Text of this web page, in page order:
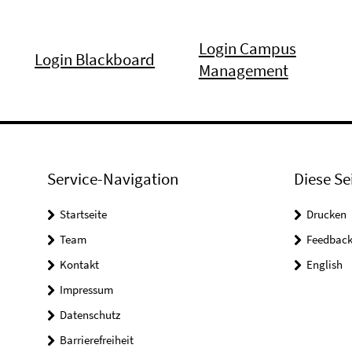
Login Blackboard
Login Campus
Management
Service-Navigation
Startseite
Team
Kontakt
Impressum
Datenschutz
Barrierefreiheit
Diese
Drucken
Feedback
English